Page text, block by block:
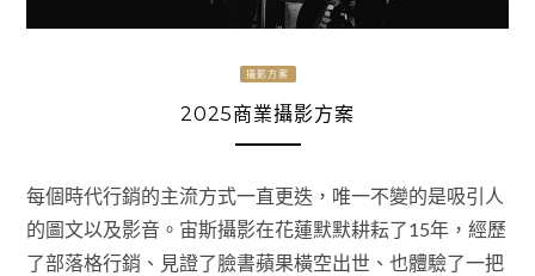
攝影方案
2025商業攝影方案
每個時代行銷的主流方式一直更迭，唯一不變的是吸引人
的圖文以及影音。宙斯攝影在花蓮默默耕耘了15年，經歷
了部落格行銷、見證了臉書蘋果橫空出世、也體驗了一把